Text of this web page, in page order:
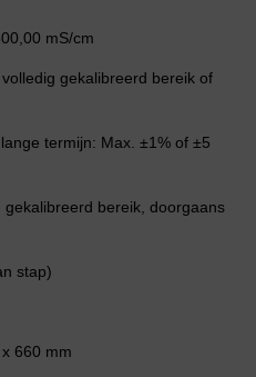
mS/cm
gekalibreerd bereik of
termijn: Max. ±1% of ±5
bereik, doorgaans
stap)
660 mm